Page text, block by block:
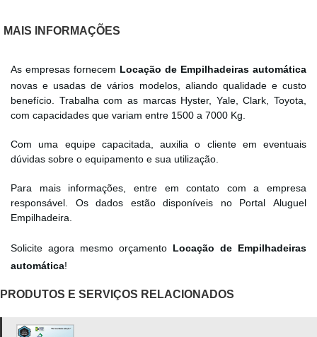
MAIS INFORMAÇÕES
As empresas fornecem Locação de Empilhadeiras automática
novas e usadas de vários modelos, aliando qualidade e custo
benefício. Trabalha com as marcas Hyster, Yale, Clark, Toyota,
com capacidades que variam entre 1500 a 7000 Kg.
Com uma equipe capacitada, auxilia o cliente em eventuais
dúvidas sobre o equipamento e sua utilização.
Para mais informações, entre em contato com a empresa
responsável. Os dados estão disponíveis no Portal Aluguel
Empilhadeira.
Solicite agora mesmo orçamento Locação de Empilhadeiras
automática!
PRODUTOS E SERVIÇOS RELACIONADOS